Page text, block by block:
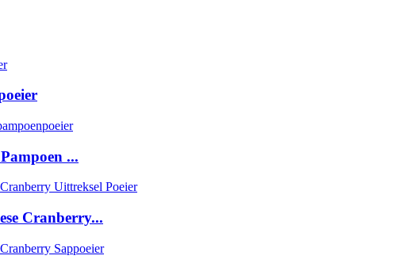
...
Cranberry...